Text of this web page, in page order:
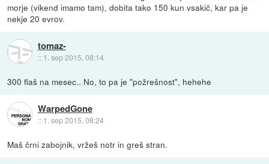
morje (vikend imamo tam), dobita tako 150 kun vsakič, kar pa je
nekje 20 evrov.
tomaz-
:: 1. sep 2015, 08:14
300 flaš na mesec.. No, to pa je "požrešnost", hehehe
WarpedGone
:: 1. sep 2015, 08:24
Maš črni zabojnik, vržeš notr in greš stran.